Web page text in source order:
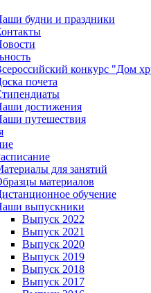
будни и праздники
конкурс "Дом
почета
достижения
путешествия
для занятий
материалов
обучение
выпускники
Выпуск 2022
Выпуск 2021
Выпуск 2020
Выпуск 2019
Выпуск 2018
Выпуск 2017